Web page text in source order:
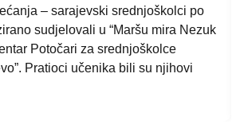
– sarajevski srednjoškolci po
sudjelovali u “Maršu mira Nezuk
Potočari za srednjoškolce
Pratioci učenika bili su njihovi